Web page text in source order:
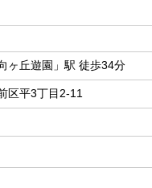
ヶ丘遊園」駅 徒歩34分
区平3丁目2-11